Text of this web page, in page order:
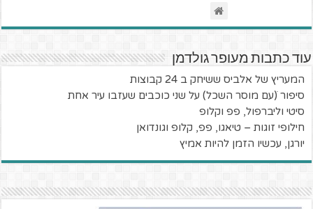
עוד כתבות מעופר גולדמן
המעריץ של אלביס ששיחק ב 24 קבוצות
סיפור ׁ(עם מוסר השכל) על שני כוכבים שעזבו עיר אחת
סיטי וליברפול, פפ וקלופ
חילופי זוגות – טיאגו, פפ, קלופ וגונדואן
יורגן, עכשיו הזמן להיות אמיץ